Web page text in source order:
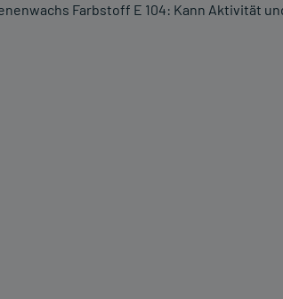
Farbstoff E 104: Kann Aktivität